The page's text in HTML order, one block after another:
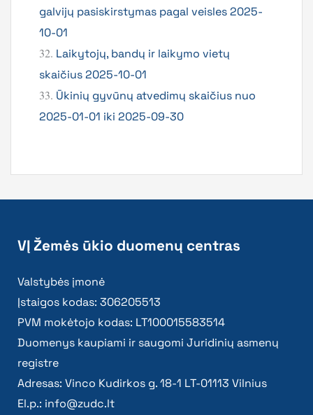
galvijų pasiskirstymas pagal veisles 2025-
10-01
32. Laikytojų, bandų ir laikymo vietų
skaičius 2025-10-01
33. Ūkinių gyvūnų atvedimų skaičius nuo
2025-01-01 iki 2025-09-30
VĮ Žemės ūkio duomenų centras
Valstybės įmonė
Įstaigos kodas: 306205513
PVM mokėtojo kodas: LT100015583514
Duomenys kaupiami ir saugomi Juridinių asmenų
registre
Adresas: Vinco Kudirkos g. 18-1 LT-01113 Vilnius
El.p.: info@zudc.lt